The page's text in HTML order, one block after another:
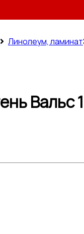
Линолеум, ламинат
Вальс